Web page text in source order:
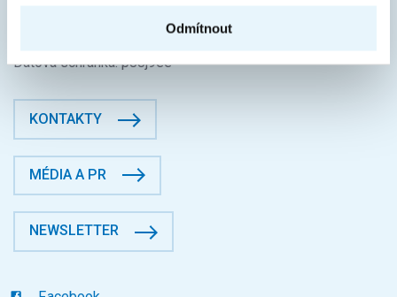
Odmítnout
Fakulta informačních technologií
Datová schránka: p83j9ee
KONTAKTY
MÉDIA A PR
NEWSLETTER